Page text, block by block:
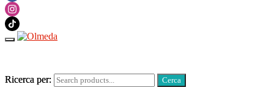
Ricerca per:
Ricerca per: